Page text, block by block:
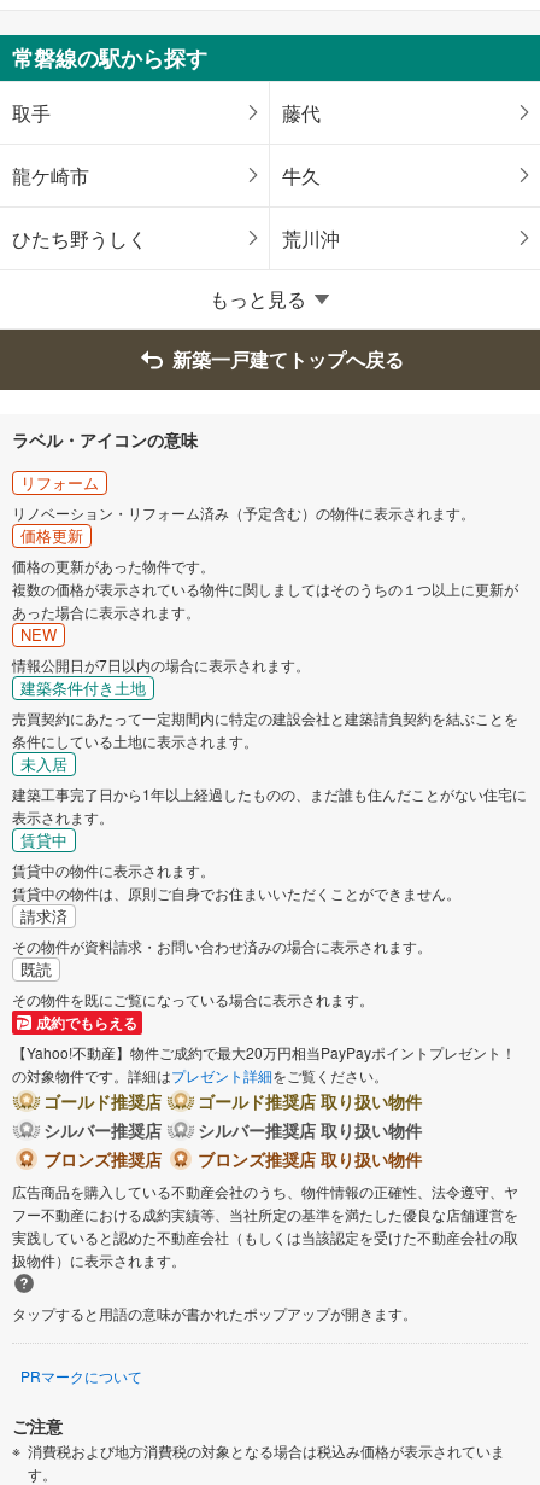
常総市
高萩市 北茨城市
笠間市 取手市
牛久市 つくば市
鹿嶋市
常陸大宮市
坂東市
神栖市
つくばみらい市
東茨城郡茨城町 東茨城郡大洗町
東茨城郡城里町 那珂郡東海村
稲敷郡阿見町 猿島郡境町
常磐線の駅から探す
取手 藤代
龍ケ崎市 牛久
ひたち野うしく 荒川沖
もっと見る
新築一戸建てトップへ戻る
ラベル・アイコンの意味
リフォーム
リノベーション・リフォーム済み（予定含む）の物件に表示されます。
価格更新
価格の更新があった物件です。
複数の価格が表示されている物件に関しましてはそのうちの１つ以上に更新が
あった場合に表示されます。
NEW
情報公開日が7日以内の場合に表示されます。
建築条件付き土地
売買契約にあたって一定期間内に特定の建設会社と建築請負契約を結ぶことを
条件にしている土地に表示されます。
未入居
建築工事完了日から1年以上経過したものの、まだ誰も住んだことがない住宅に
表示されます。
賃貸中
賃貸中の物件に表示されます。
賃貸中の物件は、原則ご自身でお住まいいただくことができません。
請求済
その物件が資料請求・お問い合わせ済みの場合に表示されます。
既読
その物件を既にご覧になっている場合に表示されます。
成約でもらえる
【Yahoo!不動産】物件ご成約で最大20万円相当PayPayポイントプレゼント！
の対象物件です。詳細はプレゼント詳細をご覧ください。
ゴールド推奨店
ゴールド推奨店 取り扱い物件
シルバー推奨店
シルバー推奨店 取り扱い物件
ブロンズ推奨店
ブロンズ推奨店 取り扱い物件
広告商品を購入している不動産会社のうち、物件情報の正確性、法令遵守、ヤ
フー不動産における成約実績等、当社所定の基準を満たした優良な店舗運営を
実践していると認めた不動産会社（もしくは当該認定を受けた不動産会社の取
扱物件）に表示されます。
タップすると用語の意味が書かれたポップアップが開きます。
PRマークについて
ご注意
消費税および地方消費税の対象となる場合は税込み価格が表示されていま
す。